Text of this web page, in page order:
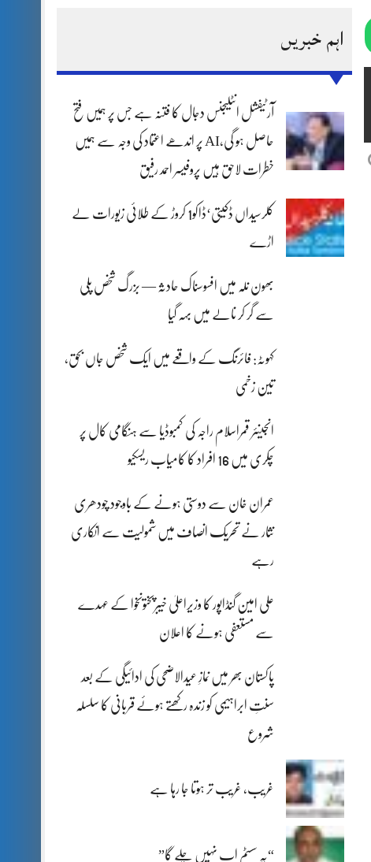
اہم خبریں
آرٹیفشل انٹلیجنس دجال کا فتنہ ہے جس پر ہمیں فتح
حاصل ہو گی،AI پر اندھے اعتماد کی وجہ سے ہمیں
خطرات لاحق ہیں پروفیسر احمد رفیق
کلرسیداں ڈکیتی‘ڈاکو1 کروڑ کے طلائی زیورات لے
اڑے
بھون نلہ میں افسوسناک حادثہ — بزرگ شخص پلی
سے گر کر نالے میں بہہ گیا
کہوٹہ: فائرنگ کے واقعے میں ایک شخص جاں بحق،
تین زخمی
انجینئر قمراسلام راجہ کی کمبوڈیا سے ہنگامی کال پر
چکری میں 16 افراد کا کامیاب ریسکیو
عمران خان سے دوستی ہونے کے باوجود چودھری
نثار نے تحریک انصاف میں شمولیت سے انکاری
رہے
علی امین گنڈاپور کا وزیراعلیٰ خیبرپختونخوا کے عہدے
سے مستعفی ہونے کا اعلان
پاکستان بھر میں نمازِ عیدالاضحی کی ادائیگی کے بعد
سنتِ ابراہیمی کو زندہ رکھتے ہوئے قربانی کا سلسلہ
شروع
غریب، غریب تر ہوتا جا رہا ہے
“یہ سسٹم اب نہیں چلے گا”